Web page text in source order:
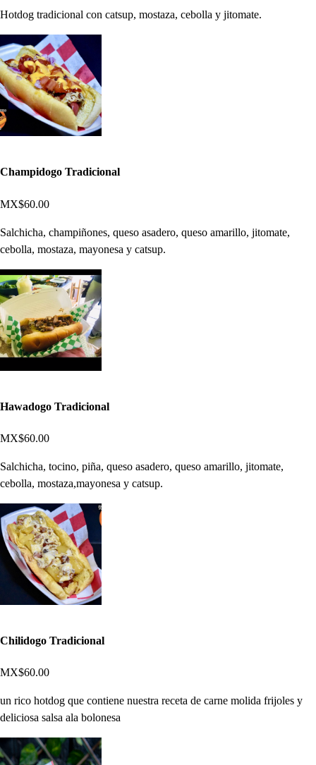
Hotdog tradicional con catsup, mostaza, cebolla y jitomate.
Champidogo Tradicional
MX$60.00
Salchicha, champiñones, queso asadero, queso amarillo, jitomate,
cebolla, mostaza, mayonesa y catsup.
Hawadogo Tradicional
MX$60.00
Salchicha, tocino, piña, queso asadero, queso amarillo, jitomate,
cebolla, mostaza,mayonesa y catsup.
Chilidogo Tradicional
MX$60.00
un rico hotdog que contiene nuestra receta de carne molida frijoles y
deliciosa salsa ala bolonesa